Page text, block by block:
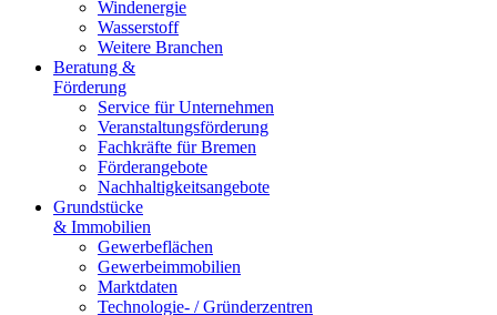
Windenergie
Wasserstoff
Weitere Branchen
Beratung &
Förderung
Service für Unternehmen
Veranstaltungsförderung
Fachkräfte für Bremen
Förderangebote
Nachhaltigkeitsangebote
Grundstücke
& Immobilien
Gewerbeflächen
Gewerbeimmobilien
Marktdaten
Technologie- / Gründerzentren